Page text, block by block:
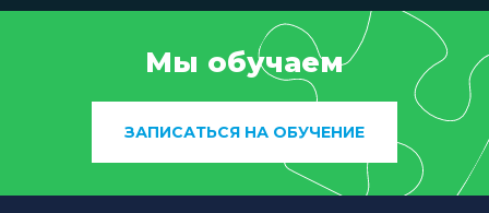
Мы обучаем
ЗАПИСАТЬСЯ НА ОБУЧЕНИЕ